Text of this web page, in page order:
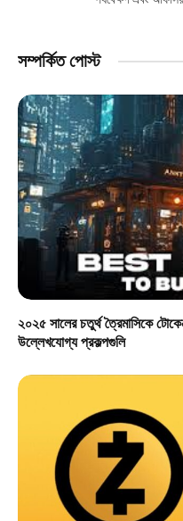
সম্পর্কিত পোস্ট
২০২৫ সালের চতুর্থ ত্রৈমাসিকে
উল্লেখযোগ্য প্রকল্পগুলি